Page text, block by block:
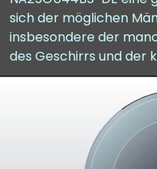
sich der möglichen
insbesondere der
des Geschirrs und der